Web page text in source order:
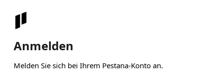
Anmelden
Melden Sie sich bei Ihrem Pestana-Konto an.